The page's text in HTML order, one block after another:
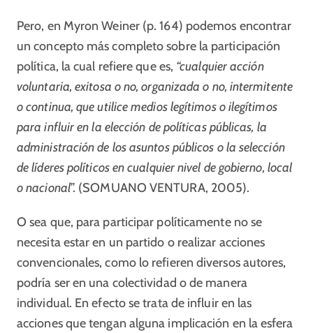
Pero, en Myron Weiner (p. 164) podemos encontrar
un concepto más completo sobre la participación
política, la cual refiere que es, “cualquier acción
voluntaria, exitosa o no, organizada o no, intermitente
o continua, que utilice medios legítimos o ilegítimos
para influir en la elección de políticas públicas, la
administración de los asuntos públicos o la selección
de líderes políticos en cualquier nivel de gobierno, local
o nacional”. (SOMUANO VENTURA, 2005).
O sea que, para participar políticamente no se
necesita estar en un partido o realizar acciones
convencionales, como lo refieren diversos autores,
podría ser en una colectividad o de manera
individual. En efecto se trata de influir en las
acciones que tengan alguna implicación en la esfera